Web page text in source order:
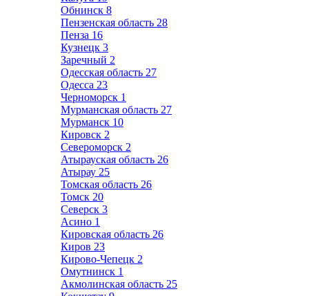
Обнинск 8
Пензенская область 28
Пенза 16
Кузнецк 3
Заречный 2
Одесская область 27
Одесса 23
Черноморск 1
Мурманская область 27
Мурманск 10
Кировск 2
Североморск 2
Атырауская область 26
Атырау 25
Томская область 26
Томск 20
Северск 3
Асино 1
Кировская область 26
Киров 23
Кирово-Чепецк 2
Омутнинск 1
Акмолинская область 25